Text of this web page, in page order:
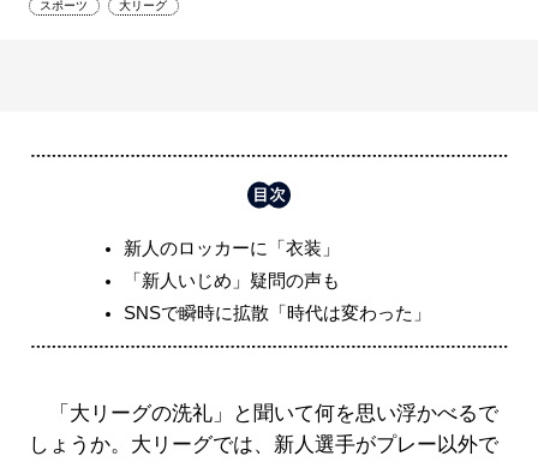
スポーツ 大リーグ
新人のロッカーに「衣装」
「新人いじめ」疑問の声も
SNSで瞬時に拡散「時代は変わった」
「大リーグの洗礼」と聞いて何を思い浮かべるで
しょうか。大リーグでは、新人選手がプレー以外で